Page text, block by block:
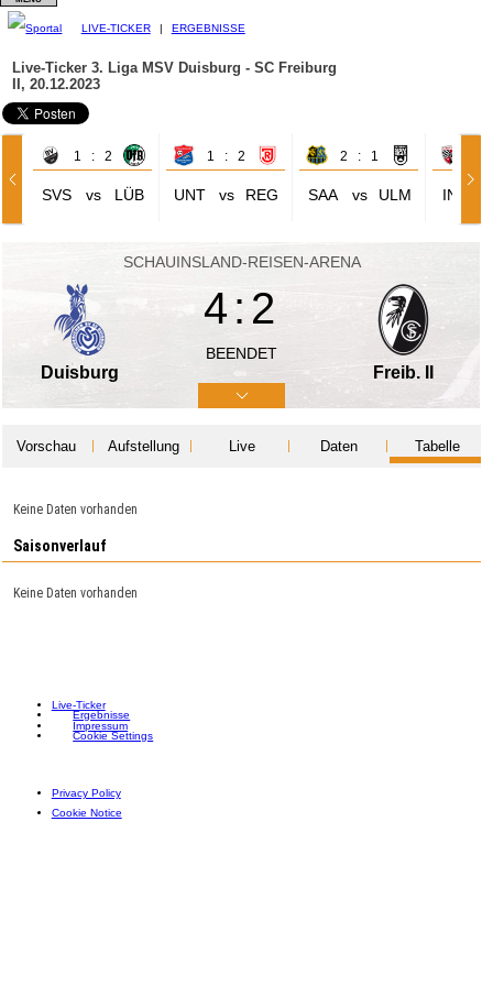
LIVE-TICKER | ERGEBNISSE
Live-Ticker 3. Liga MSV Duisburg - SC Freiburg
II, 20.12.2023
1 : 2
SVS vs LÜB
1 : 2
UNT vs REG
2 : 1
SAA vs ULM ING
SCHAUINSLAND-REISEN-ARENA
Duisburg
4:2
BEENDET
Freib. II
Vorschau Aufstellung Live Daten Tabelle
Keine Daten vorhanden
Saisonverlauf
Keine Daten vorhanden
Live-Ticker
Ergebnisse
Impressum
Cookie Settings
Privacy Policy
Cookie Notice